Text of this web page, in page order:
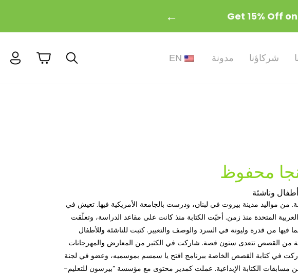
←
شركاؤنا مدونة EN
محفوظ
وناشئة
من مواليد مدينة بيروت في لبنان، ودرست بالجامعة الأمريكية فيها. تعيش في
المتحدة منذ زمن. أحبّت الكتابة منذ كانت على مقاعد الدراسة، وتعلّقت
لما فيها من قدرة وليونة في السرد والوصف والتعبير. كتبت للناشئة وللأطفال
من القصص تتعدى ستون قصة. شاركت في الكثير من المعارض والمهرجانات
في كتابة القصص الخاصة ببرنامج افتح يا سمسم بموسميه، وعضو في لجنة
مسابقات الكتابة الإبداعية. عملت كمدير محتوى مع مؤسسة “بيرسون للتعليم-